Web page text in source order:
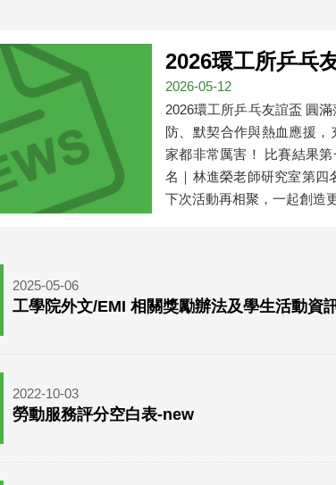
2026環工所乒乓
2026-05-12
2026環工所乒乓友誼盃 圓
防、默契合作與熱血應援
家都非常厲害！ 比賽結果
名｜林進榮老師研究室第四
下次活動再相聚，一起創造
2025-05-06
工學院外文/EMI 相關獎勵辦法及學生活動資
2022-10-03
勞動服務評分空白表-new